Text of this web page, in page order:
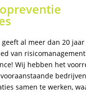
geeft al meer dan 20
van
Wij hebben het
samen te werken,